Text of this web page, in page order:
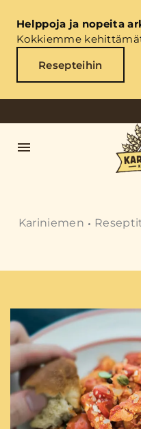
Helppoja ja nopeita
Kokkiemme
Resepteihin
Kariniemen